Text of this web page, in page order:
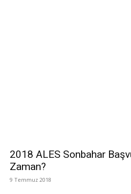
2018 ALES Sonbahar
Zaman?
9 Temmuz 2018